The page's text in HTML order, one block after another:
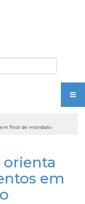
final de mandato
orienta
em